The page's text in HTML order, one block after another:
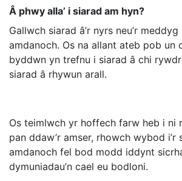
Â phwy alla’ i siarad am hyn?
Gallwch siarad â’r nyrs neu’r meddyg
amdanoch. Os na allant ateb pob un
byddwn yn trefnu i siarad â chi
siarad â rhywun arall.
Os teimlwch yr hoffech farw heb i ni
pan ddaw’r amser, rhowch wybod i’r
amdanoch fel bod modd iddynt
dymuniadau’n cael eu bodloni.